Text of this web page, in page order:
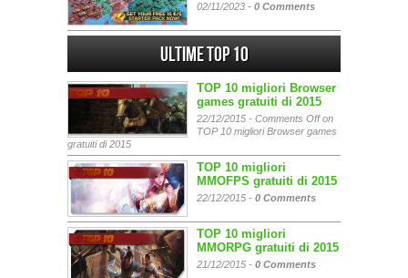
02/11/2023 - 0 Comments
Ultime Top 10
TOP 10 migliori Browser
games gratuiti di 2015
22/12/2015 - Comments Offon
TOP 10 migliori Browser games
gratuiti di 2015
TOP 10 migliori
MMOFPS gratuiti di 2015
22/12/2015 - 0 Comments
TOP 10 migliori
MMORPG gratuiti di 2015
21/12/2015 - 0 Comments